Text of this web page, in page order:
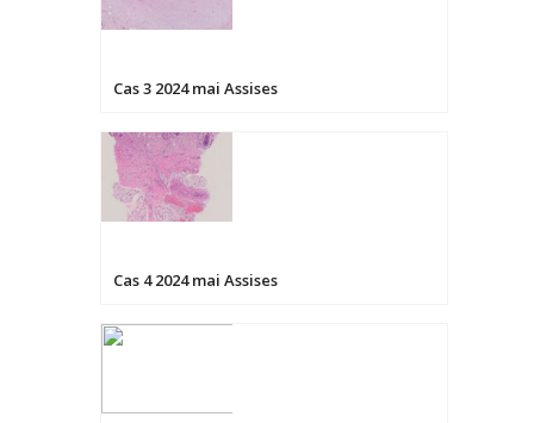
Cas 3 2024 mai Assises
Cas 4 2024 mai Assises